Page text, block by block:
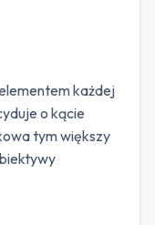
każdej
o kącie
tym większy